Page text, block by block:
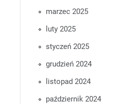
marzec 2025
luty 2025
styczeń 2025
grudzień 2024
listopad 2024
październik 2024